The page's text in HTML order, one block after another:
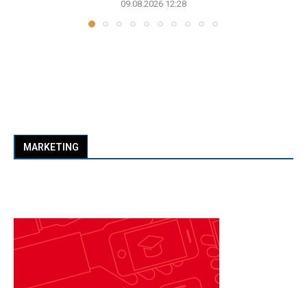
09.08.2026 12:28
MARKETING